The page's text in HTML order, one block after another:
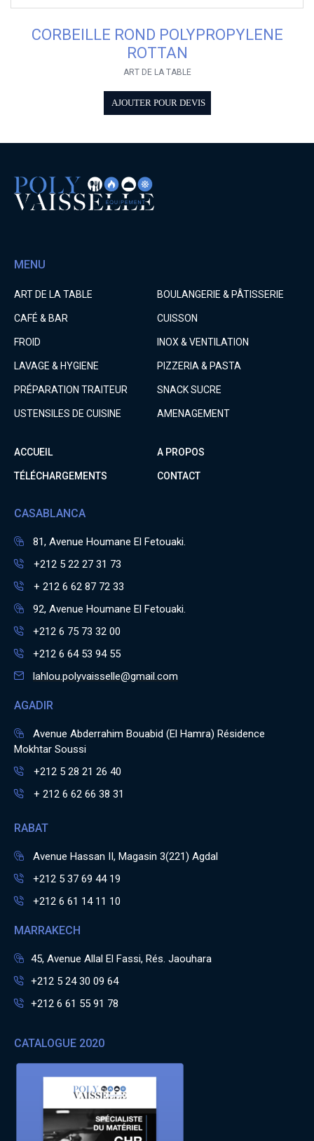
CORBEILLE ROND POLYPROPYLENE
ROTTAN
ART DE LA TABLE
AJOUTER POUR DEVIS
MENU
ART DE LA TABLE BOULANGERIE & PÂTISSERIE
CAFÉ & BAR CUISSON
FROID INOX & VENTILATION
LAVAGE & HYGIENE PIZZERIA & PASTA
PRÉPARATION TRAITEUR SNACK SUCRE
USTENSILES DE CUISINE AMENAGEMENT
ACCUEIL A PROPOS
TÉLÉCHARGEMENTS CONTACT
CASABLANCA
81, Avenue Houmane El Fetouaki.
+212 5 22 27 31 73
+ 212 6 62 87 72 33
92, Avenue Houmane El Fetouaki.
+212 6 75 73 32 00
+212 6 64 53 94 55
lahlou.polyvaisselle@gmail.com
AGADIR
Avenue Abderrahim Bouabid (El Hamra) Résidence
Mokhtar Soussi
+212 5 28 21 26 40
+ 212 6 62 66 38 31
RABAT
Avenue Hassan II, Magasin 3(221) Agdal
+212 5 37 69 44 19
+212 6 61 14 11 10
MARRAKECH
45, Avenue Allal El Fassi, Rés. Jaouhara
+212 5 24 30 09 64
+212 6 61 55 91 78
CATALOGUE 2020